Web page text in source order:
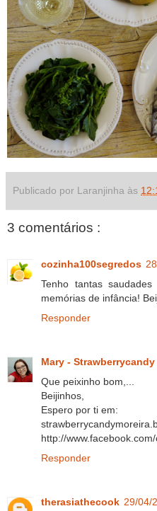
Publicado por Laranjinha às
3 comentários :
cozinha100segredos
Tenho tantas
memórias de infância!
Responder
Mary - Strawberrycandy
Que peixinho bom,...
Beijinhos,
Espero por ti em:
http://
Responder
therasiathecook 29/04/